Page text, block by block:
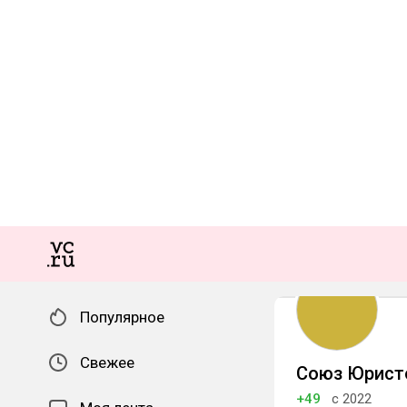
Популярное
Свежее Союз
+49 с 2022